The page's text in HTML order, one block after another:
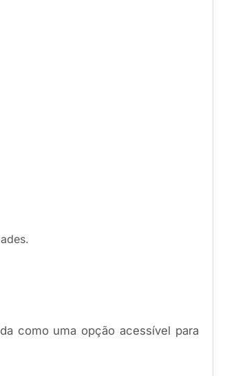
como uma opção acessível para